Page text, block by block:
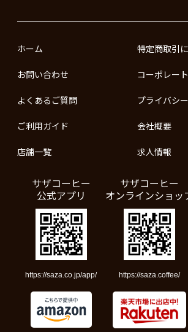
ホーム
お問い合わせ
よくあるご質問
ご利用ガイド
店舗一覧
特定商取引
コーポレー
プライバシ
会社概要
求人情報
サザコーヒー
公式アプリ
https://saza.co.jp/app/
サザコーヒー
オンラインショッ
https://saza.coffee/